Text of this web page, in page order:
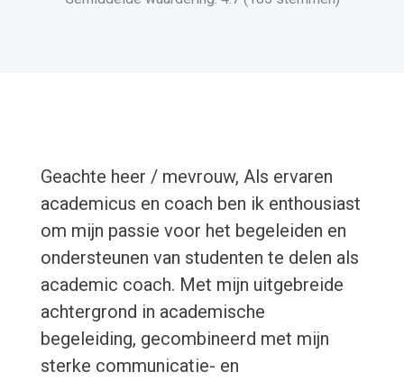
Geachte heer / mevrouw, Als ervaren
academicus en coach ben ik enthousiast
om mijn passie voor het begeleiden en
ondersteunen van studenten te delen als
academic coach. Met mijn uitgebreide
achtergrond in academische
begeleiding, gecombineerd met mijn
sterke communicatie- en